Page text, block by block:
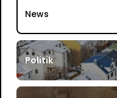
News
Politik